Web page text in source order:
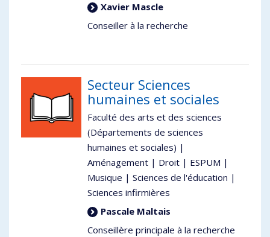
Xavier Mascle
Conseiller à la recherche
Secteur Sciences
humaines et sociales
Faculté des arts et des sciences
(Départements de sciences
humaines et sociales) |
Aménagement | Droit | ESPUM |
Musique | Sciences de l'éducation |
Sciences infirmières
Pascale Maltais
Conseillère principale à la recherche